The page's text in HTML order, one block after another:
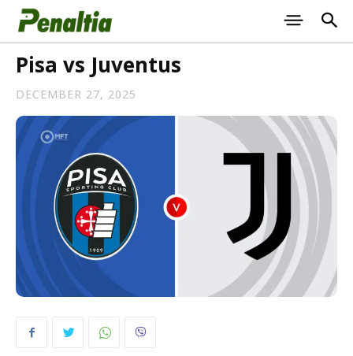
Pisa vs Juventus
DECEMBER 27, 2025